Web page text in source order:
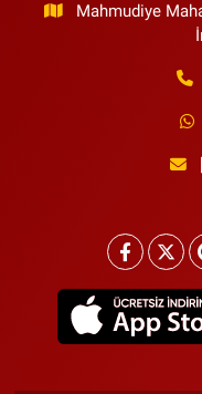
Mahmudiye